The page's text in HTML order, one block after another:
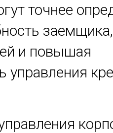
точнее
и повышая
управления